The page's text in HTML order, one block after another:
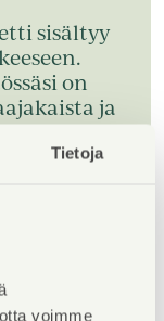
Tietoja
voimme
sisältyy
on
ja